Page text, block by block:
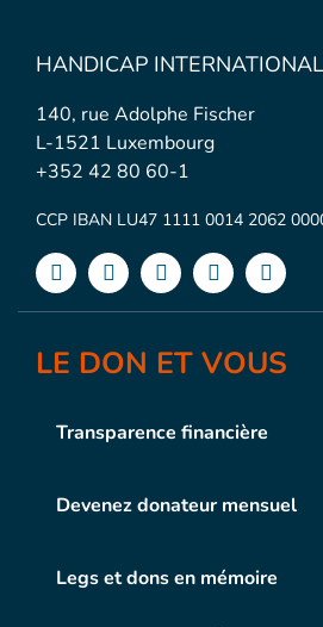
HANDICAP INTERNATIONAL
140, rue Adolphe Fischer
L-1521 Luxembourg
+352 42 80 60-1
CCP IBAN LU47 1111 0014 2062
LE DON ET VOUS
Transparence financière
Devenez donateur mensuel
Legs et dons en mémoire